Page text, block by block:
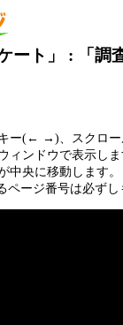
ート」 : 「
ー(← →)、スクロ
ィンドウで表示し
中央に移動します。
ページ番号は必ず